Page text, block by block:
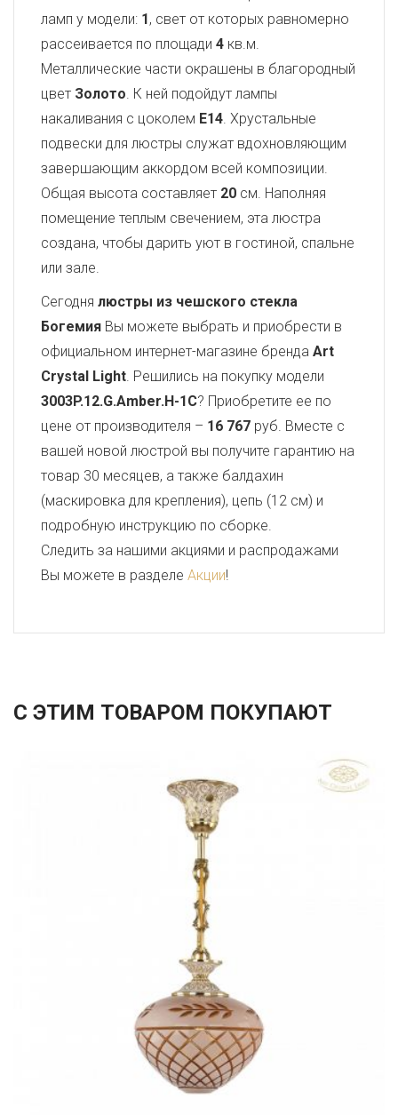
ламп у модели: 1, свет от которых равномерно
рассеивается по площади 4 кв.м.
Металлические части окрашены в благородный
цвет Золото. К ней подойдут лампы
накаливания с цоколем E14. Хрустальные
подвески для люстры служат вдохновляющим
завершающим аккордом всей композиции.
Общая высота составляет 20 см. Наполняя
помещение теплым свечением, эта люстра
создана, чтобы дарить уют в гостиной, спальне
или зале.
Сегодня люстры из чешского стекла
Богемия Вы можете выбрать и приобрести в
официальном интернет-магазине бренда Art
Crystal Light. Решились на покупку модели
3003P.12.G.Amber.H-1C? Приобретите ее по
цене от производителя – 16 767 руб. Вместе с
вашей новой люстрой вы получите гарантию на
товар 30 месяцев, а также балдахин
(маскировка для крепления), цепь (12 см) и
подробную инструкцию по сборке.
Следить за нашими акциями и распродажами
Вы можете в разделе Акции!
С ЭТИМ ТОВАРОМ ПОКУПАЮТ